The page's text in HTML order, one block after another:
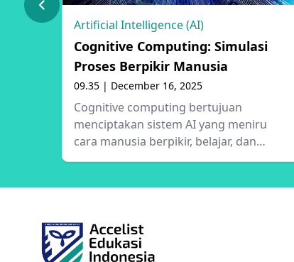
Artificial Intelligence (AI)
Cognitive Computing: Simulasi
Proses Berpikir Manusia
09.35 | December 16, 2025
Cognitive computing bertujuan
menciptakan sistem AI yang meniru
cara manusia berpikir, belajar, dan
mengambil keputusan, dengan tujuan
menyelesaikan masalah yang kompleks
teknologi di balik cognitive computing
serta bagaimana AI dapat digunakan